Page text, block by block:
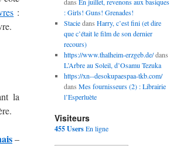
:
la
–
: Girls! Guns! Grenades!
Staciedans Harry, c’est fini (et dire
que c’était le film de son dernier
recours)
https://www.thalheim-erzgeb.de/dans
L’Arbre au Soleil, d’Osamu Tezuka
https://xn--desokupaespaa-tkb.com/
dans Mes fournisseurs (2) : Librairie
l’Esperluète
Visiteurs
455 UsersEn ligne